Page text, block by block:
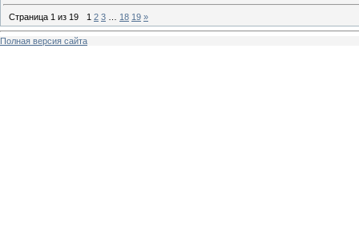
Страница 1 из 19 1 2 3 18 19 »
Полная версия сайта